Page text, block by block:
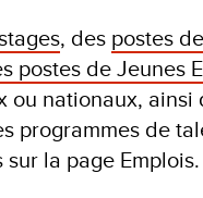
, des postes
postes de Jeunes
ou nationaux, ainsi
programmes de
la page Emplois.